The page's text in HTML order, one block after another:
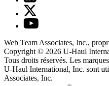
Web Team Associates, Inc.,
Copyright © 2026 U-Haul
Tous droits réservés. Les
U-Haul International, Inc. sont
Associates, Inc.